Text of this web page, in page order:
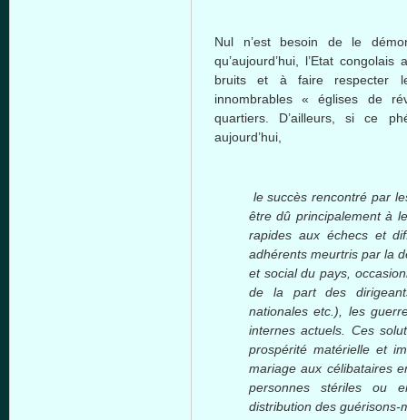
Nul n’est besoin de le
qu’aujourd’hui, l’Etat
bruits et à faire respecter
innombrables « églises de
quartiers. D’ailleurs, si ce
aujourd’hui,
le succès rencontré par
être dû principalement à
rapides aux échecs et
adhérents meurtris par la
et social du pays,
de la part des
nationales etc.), les
internes actuels. Ces
prospérité matérielle et
mariage aux célibataires
personnes stériles ou
distribution des guérisons-